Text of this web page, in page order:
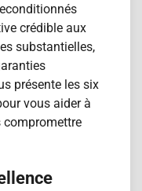
crédible aux
substantielles,
présente les six
vous aider à
compromettre